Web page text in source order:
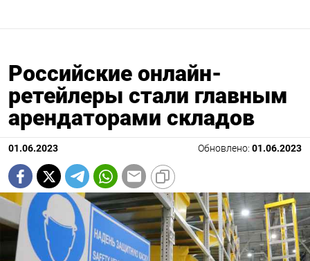
Российские онлайн-
ретейлеры стали главным
арендаторами складов
01.06.2023 Обновлено: 01.06.2023